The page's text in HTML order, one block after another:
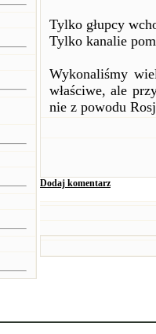
Tylko głupcy
Tylko kanalie
Wykonaliśmy
właściwe, ale
nie z powodu
Dodaj komentarz